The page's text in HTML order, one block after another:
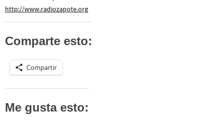
http://www.radiozapote.org
Comparte esto:
Compartir
Me gusta esto: